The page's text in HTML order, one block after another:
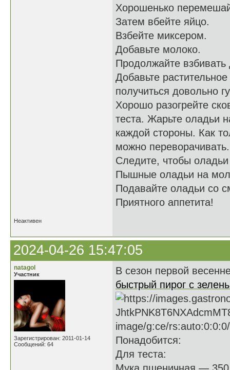
Хорошенько
Затем вбейте яйцо.
Взбейте миксером.
Добавьте молоко.
Продолжайте
Добавьте
получиться довольно
Хорошо разогрейте
теста. Жарьте оладьи
каждой стороны. Как
можно переворачивать.
Следите, чтобы
Пышные оладьи на
Подавайте оладьи со
Приятного аппетита!
Неактивен
2024-04-26 15:47:05
natagol
Участник
Зарегистрирован: 2011-01-14
Сообщений: 64
В сезон первой
быстрый пирог с
Понадобится:
Для теста: